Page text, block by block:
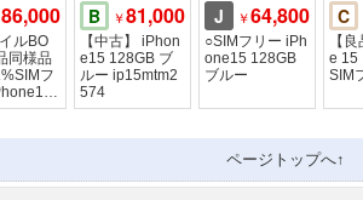
86,000
ルBO
同様品
フ
B ￥81,000
【中古】 iPhon
e15 128GB ブ
ルー ip15mtm2
574
J ￥64,800
○SIMフリー iPh
one15 128GB
ブルー
C
【
e 15
SIM
ページトップへ↑